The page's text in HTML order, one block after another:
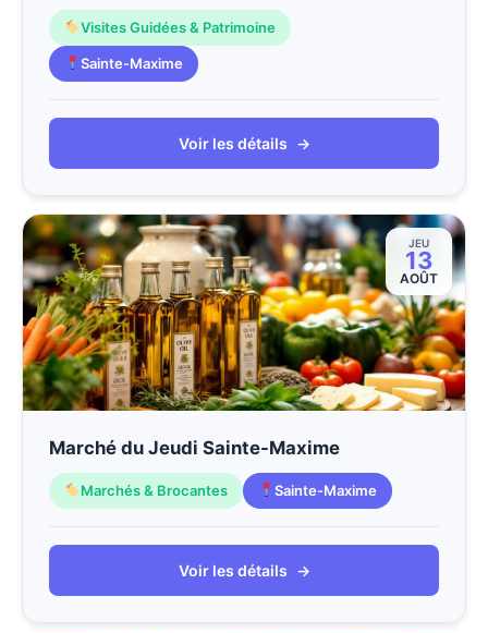
Visites Guidées & Patrimoine
Sainte-Maxime
Voir les détails →
JEU
13
AOÛT
Marché du Jeudi Sainte-Maxime
Marchés & Brocantes Sainte-Maxime
Voir les détails →